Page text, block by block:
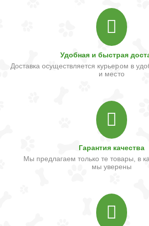
Удобная и быстрая
Доставка осуществляется курьером в
и место
Гарантия качества
Мы предлагаем только те товары, в
мы уверены